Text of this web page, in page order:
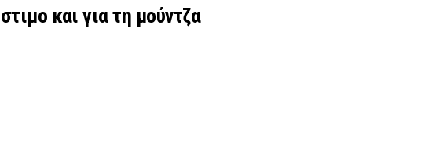
και για τη μούντζα